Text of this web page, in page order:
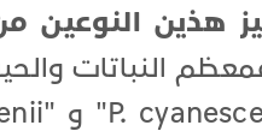
هذين النوعين
النباتات